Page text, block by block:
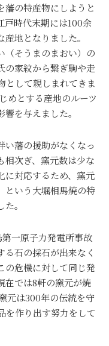
藩の特産物にしようと
戸時代末期には100余
地となりました。
（そうまのまおい）の
の家紋から繋ぎ駒や走
として親しまれてきま
めとする産地のルーツ
を与えました。
い藩の援助がなくなっ
相次ぎ、窯元数は少な
に対応するため、窯元
という大堀相馬焼の特
。
一原子力発電所事故
石の採石が出来なく
の危機に対して同じ発
在では8軒の窯元が焼
元は300年の伝統を守
を作り出す努力をして